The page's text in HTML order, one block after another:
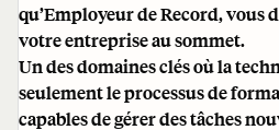
qu’Employeur de Record, vous
votre entreprise au sommet.
Un des domaines clés où la
seulement le processus de
capables de gérer des tâches